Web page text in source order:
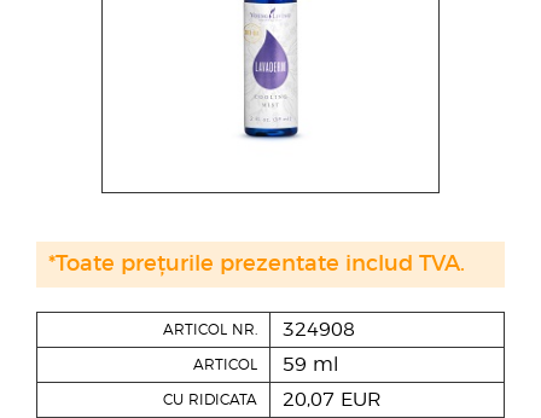
ARTICOL NR. 324908
ARTICOL 59 ml
CU RIDICATA 20,07 EUR
*Toate prețurile prezentate includ TVA.